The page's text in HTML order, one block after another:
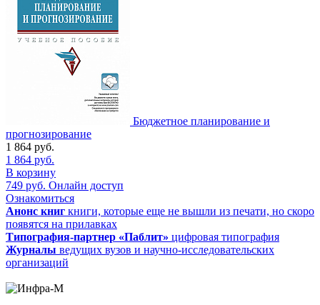
Бюджетное планирование и
прогнозирование
1 864 руб.
1 864 руб.
В корзину
749 руб. Онлайн доступ
Ознакомиться
Анонс книг книги, которые еще не вышли из печати, но скоро
появятся на прилавках
Типография-партнер «Паблит» цифровая типография
Журналы ведущих вузов и научно-исследовательских
организаций